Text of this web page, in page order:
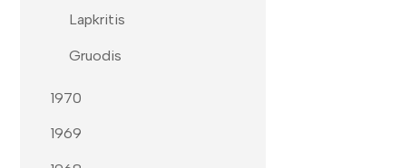
Lapkritis
Gruodis
1970
1969